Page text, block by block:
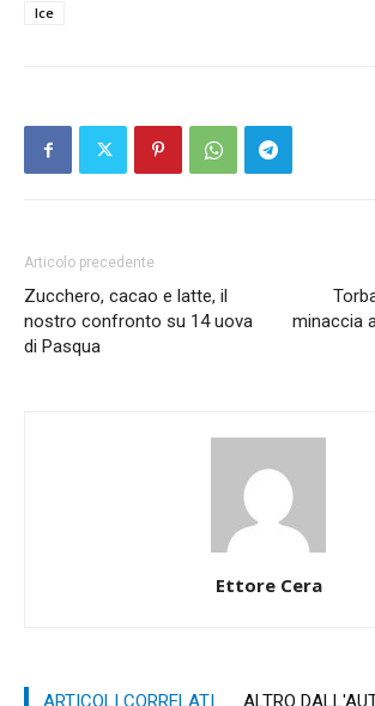
Ice
Articolo precedente
Zucchero, cacao e latte, il
nostro confronto su 14 uova
di Pasqua
minaccia
Ettore Cera
ARTICOLI CORRELATI ALTRO